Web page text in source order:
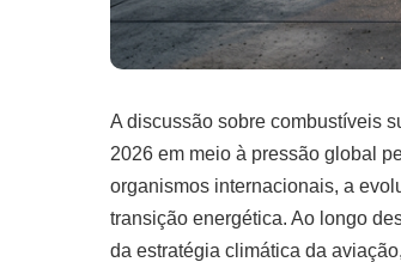
A discussão sobre combustíveis
2026 em meio à pressão global
organismos internacionais, a
transição energética. Ao longo
da estratégia climática da